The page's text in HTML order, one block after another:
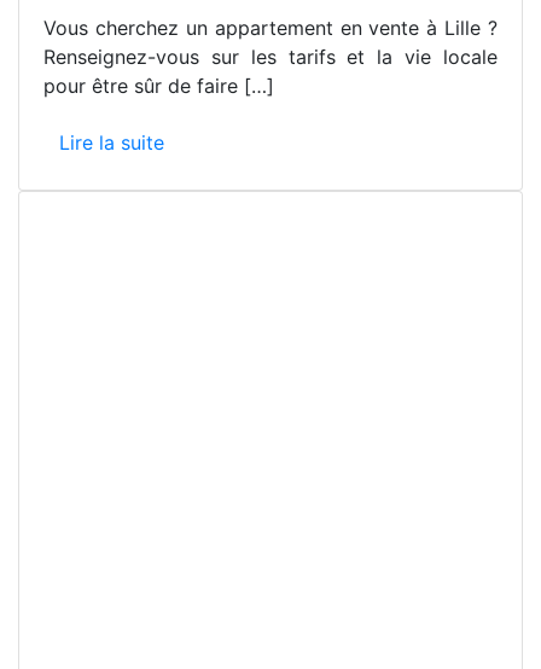
Vous cherchez un appartement en vente à Lille ?
Renseignez-vous sur les tarifs et la vie locale
pour être sûr de faire […]
Lire la suite